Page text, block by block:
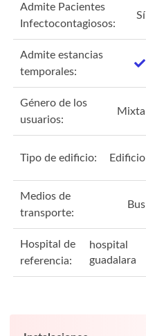
Admite Pacientes
Infectocontagiosos:
Sí
Admite estancias
temporales:
Género de los
usuarios:
Mixta
Tipo de edificio: Edificio
Medios de
transporte:
Bus
Hospital de
referencia:
hospital
guadalara